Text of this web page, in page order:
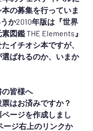
の募集を行っていま
か2010年版は『世界
図鑑 THE Elements』
イチオシ本ですが、
ばれるのか、いまか
皆様へ
票はお済みですか？
ージを作成しまし
ージ右上のリンクか